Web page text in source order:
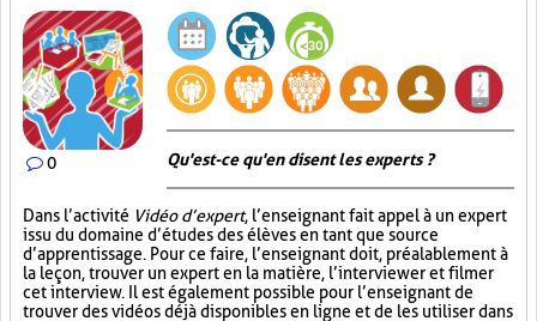
0 Qu'est-ce qu'en disent les experts ?
Dans l’activité Vidéo d’expert, l’enseignant fait appel à un expert
issu du domaine d’études des élèves en tant que source
d’apprentissage. Pour ce faire, l’enseignant doit, préalablement à
la leçon, trouver un expert en la matière, l’interviewer et filmer
cet interview. Il est également possible pour l’enseignant de
trouver des vidéos déjà disponibles en ligne et de les utiliser dans